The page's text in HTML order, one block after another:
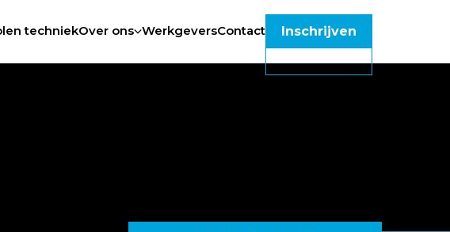
techniekOver ons WerkgeversContact Inschrijven